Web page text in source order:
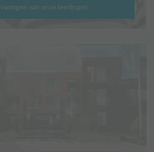
van onze leerlingen